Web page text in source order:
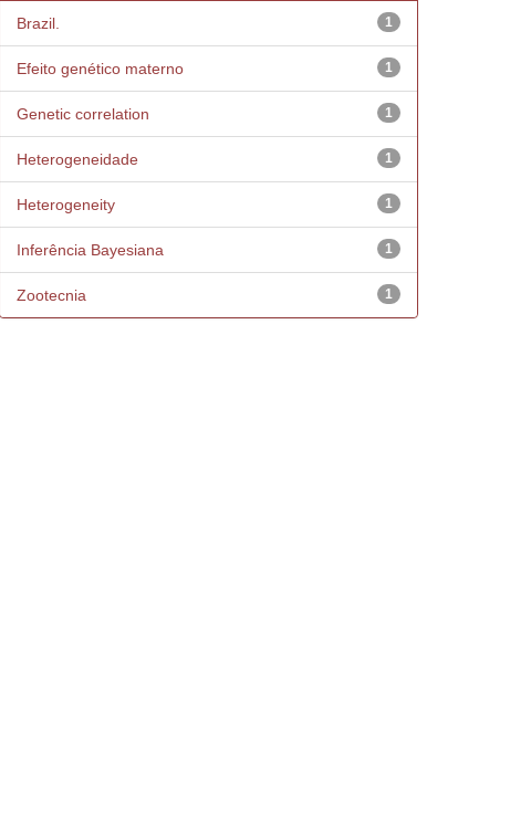
1
Brazil.
1
Efeito genético materno
1
Genetic correlation
1
Heterogeneidade
1
Heterogeneity
1
Inferência Bayesiana
1
Zootecnia